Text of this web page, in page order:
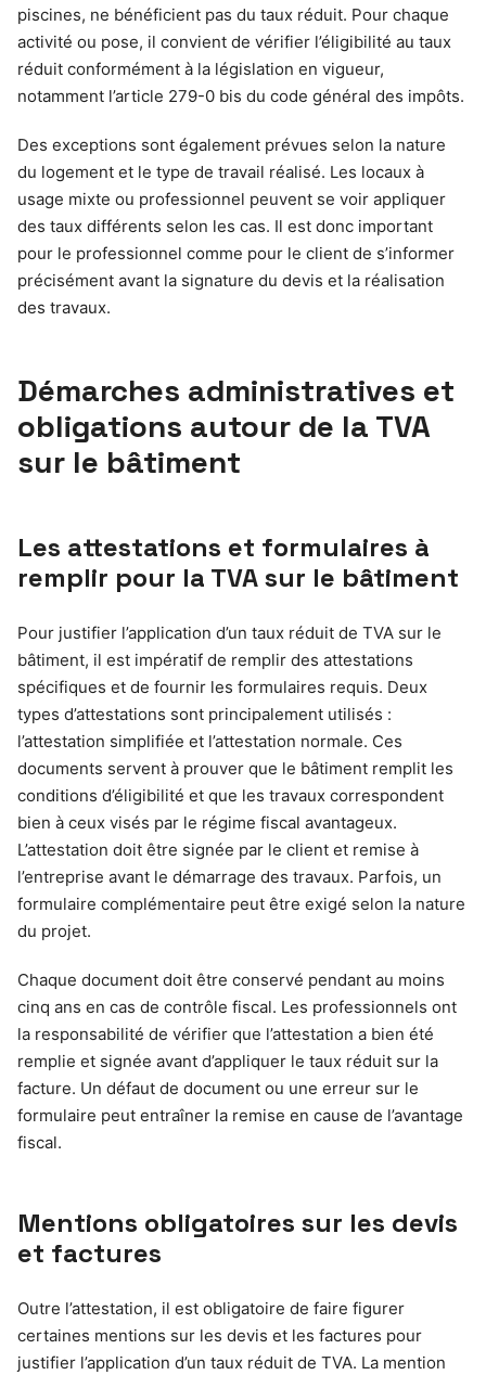
piscines, ne bénéficient pas du taux réduit. Pour chaque
activité ou pose, il convient de vérifier l’éligibilité au taux
réduit conformément à la législation en vigueur,
notamment l’article 279-0 bis du code général des impôts.
Des exceptions sont également prévues selon la nature
du logement et le type de travail réalisé. Les locaux à
usage mixte ou professionnel peuvent se voir appliquer
des taux différents selon les cas. Il est donc important
pour le professionnel comme pour le client de s’informer
précisément avant la signature du devis et la réalisation
des travaux.
Démarches administratives et
obligations autour de la TVA
sur le bâtiment
Les attestations et formulaires à
remplir pour la TVA sur le bâtiment
Pour justifier l’application d’un taux réduit de TVA sur le
bâtiment, il est impératif de remplir des attestations
spécifiques et de fournir les formulaires requis. Deux
types d’attestations sont principalement utilisés :
l’attestation simplifiée et l’attestation normale. Ces
documents servent à prouver que le bâtiment remplit les
conditions d’éligibilité et que les travaux correspondent
bien à ceux visés par le régime fiscal avantageux.
L’attestation doit être signée par le client et remise à
l’entreprise avant le démarrage des travaux. Parfois, un
formulaire complémentaire peut être exigé selon la nature
du projet.
Chaque document doit être conservé pendant au moins
cinq ans en cas de contrôle fiscal. Les professionnels ont
la responsabilité de vérifier que l’attestation a bien été
remplie et signée avant d’appliquer le taux réduit sur la
facture. Un défaut de document ou une erreur sur le
formulaire peut entraîner la remise en cause de l’avantage
fiscal.
Mentions obligatoires sur les devis
et factures
Outre l’attestation, il est obligatoire de faire figurer
certaines mentions sur les devis et les factures pour
justifier l’application d’un taux réduit de TVA. La mention